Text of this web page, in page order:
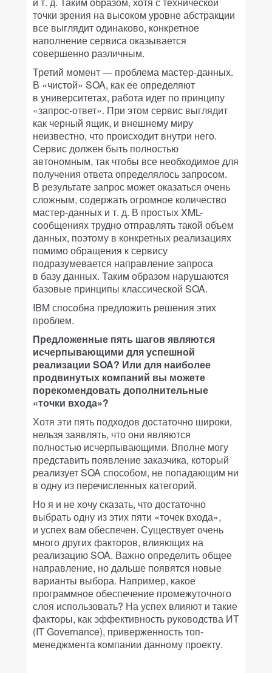
точки зрения на высоком уровне абстракции
все выглядит одинаково, конкретное
наполнение сервиса оказывается
совершенно различным.
Третий момент — проблема мастер-данных.
В «чистой» SOA, как ее определяют
в университетах, работа идет по принципу
«запрос-ответ». При этом сервис выглядит
как черный ящик, и внешнему миру
неизвестно, что происходит внутри него.
Сервис должен быть полностью
автономным, так чтобы все необходимое для
получения ответа определялось запросом.
В результате запрос может оказаться очень
сложным, содержать огромное количество
мастер-данных и т. д. В простых XML-
сообщениях трудно отправлять такой объем
данных, поэтому в конкретных реализациях
помимо обращения к сервису
подразумевается направление запроса
в базу данных. Таким образом нарушаются
базовые принципы классической SOA.
IBM способна предложить решения этих
проблем.
Предложенные пять шагов являются
исчерпывающими для успешной
реализации SOA? Или для наиболее
продвинутых компаний вы можете
порекомендовать дополнительные
«точки входа»?
Хотя эти пять подходов достаточно широки,
нельзя заявлять, что они являются
полностью исчерпывающими. Вполне могу
представить появление заказчика, который
реализует SOA способом, не попадающим ни
в одну из перечисленных категорий.
Но я и не хочу сказать, что достаточно
выбрать одну из этих пяти «точек входа»,
и успех вам обеспечен. Существует очень
много других факторов, влияющих на
реализацию SOA. Важно определить общее
направление, но дальше появятся новые
варианты выбора. Например, какое
программное обеспечение промежуточного
слоя использовать? На успех влияют и такие
факторы, как эффективность руководства ИТ
(IT Governance), приверженность топ-
менеджмента компании данному проекту.